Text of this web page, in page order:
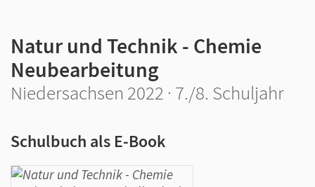
Natur und Technik - Chemie
Neubearbeitung
Niedersachsen 2022 · 7./8. Schuljahr
Schulbuch als E-Book